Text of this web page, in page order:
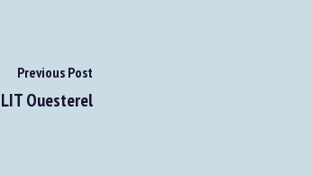
Previous Post
Ouesterel